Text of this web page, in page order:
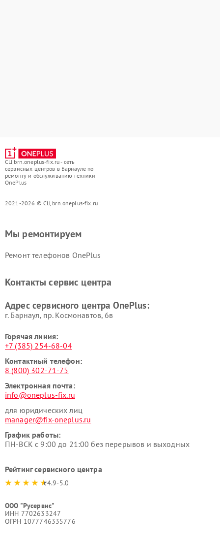
СЦ brn.oneplus-fix.ru - сеть
сервисных центров в Барнауле по
ремонту и обслуживанию техники
OnePlus
2021-2026 © СЦ brn.oneplus-fix.ru
Мы ремонтируем
Ремонт телефонов OnePlus
Контакты сервис центра
Адрес сервисного центра OnePlus:
г. Барнаул, ​пр. Космонавтов, 6в
Горячая линия:
+7 (385) 254-68-04
Контактный телефон:
8 (800) 302-71-75
Электронная почта:
info@oneplus-fix.ru
для юридических лиц
manager@fix-oneplus.ru
График работы:
ПН-ВСК с 9:00 до 21:00 без перерывов и выходных
Рейтинг сервисного центра
4.9-5.0
ООО "Русервис"
ИНН 7702633247
ОГРН 1077746335776